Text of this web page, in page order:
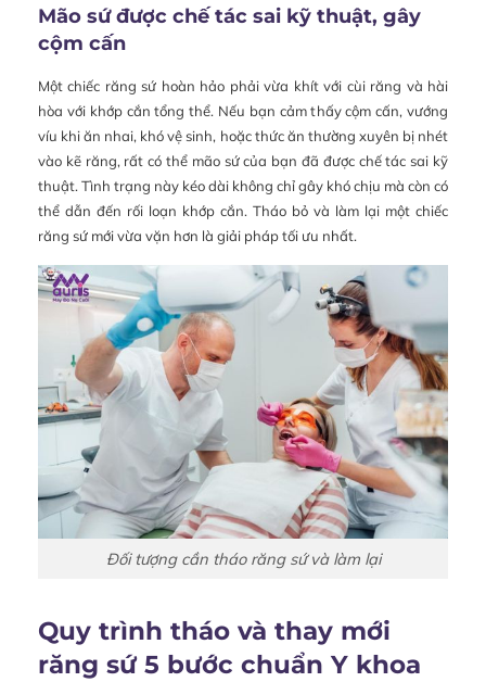
Mão sứ được chế tác sai kỹ thuật, gây
cộm cấn
Một chiếc răng sứ hoàn hảo phải vừa khít với cùi răng và hài
hòa với khớp cắn tổng thể. Nếu bạn cảm thấy cộm cấn, vướng
víu khi ăn nhai, khó vệ sinh, hoặc thức ăn thường xuyên bị nhét
vào kẽ răng, rất có thể mão sứ của bạn đã được chế tác sai kỹ
thuật. Tình trạng này kéo dài không chỉ gây khó chịu mà còn có
thể dẫn đến rối loạn khớp cắn. Tháo bỏ và làm lại một chiếc
răng sứ mới vừa vặn hơn là giải pháp tối ưu nhất.
Đối tượng cần tháo răng sứ và làm lại
Quy trình tháo và thay mới
răng sứ 5 bước chuẩn Y khoa